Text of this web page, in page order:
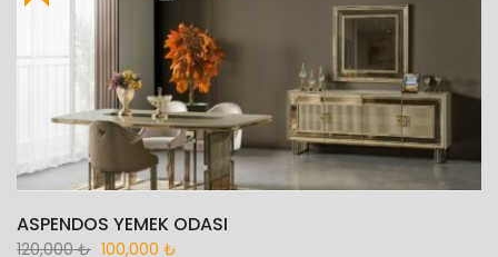
ASPENDOS YEMEK ODASI
120,000₺ 100,000 ₺